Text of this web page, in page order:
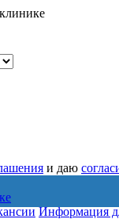
и даю
Информация